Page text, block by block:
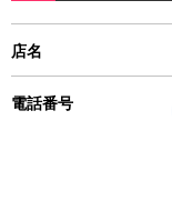
店名
電話番号